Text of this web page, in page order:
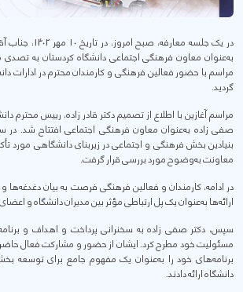
در یک جلسه
به‌عنوان معاون فرهنگی اجتماعی دانشگاه کردستان به
مراسم با حضور فعالین فرهنگی و کارمندان محترم در ادارات
گردید.
مراسم آغازین با اطلاع از تصمیم دکتر قادر زاده، رییس محترم
صفی زاده به‌عنوان معاون فرهنگی اجتماعی افتتاح شد.
بنیادین بخش فرهنگی و اجتماعی در زیربنای دانشگاهی مورد
معاونت به‌وضوح مورد بررسی قرار گرفت.
در ادامه، کارمندان و فعالین فرهنگی فرصت به بیان دغدغه‌ها
ارائه‌ها به‌عنوان یک پل ارتباطی مؤثر بین مدیران دانشگاه و
سپس، دکتر صفی زاده به سخنرانی پرداخت و اهداف و
مسئولیت خود مطرح کرد. ایشان از حضور و مشارکت فعال
برنامه‌های خود را به‌عنوان یک مفهوم جامع برای توسعه
دانشگاه ارائه دادند.